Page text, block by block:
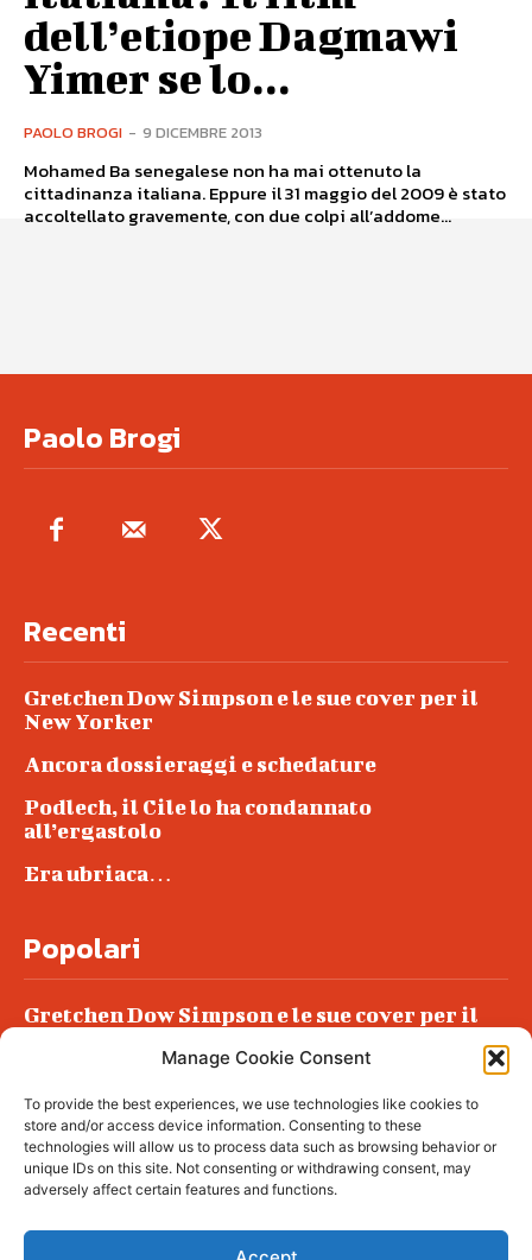
Manage Cookie Consent
To provide the best experiences, we use technologies like cookies to
store and/or access device information. Consenting to these
technologies will allow us to process data such as browsing behavior or
unique IDs on this site. Not consenting or withdrawing consent, may
adversely affect certain features and functions.
dell’etiope Dagmawi
Yimer se lo...
PAOLO BROGI - 9 DICEMBRE 2013
Mohamed Ba senegalese non ha mai ottenuto la
cittadinanza italiana. Eppure il 31 maggio del 2009 è stato
accoltellato gravemente, con due colpi all’addome...
Paolo Brogi
Recenti
Gretchen Dow Simpson e le sue cover per il
New Yorker
Ancora dossieraggi e schedature
Podlech, il Cile lo ha condannato
all’ergastolo
Era ubriaca…
Popolari
Gretchen Dow Simpson e le sue cover per il
Podlech, il Cile lo ha condannato
all’ergastolo
Era ubriaca…